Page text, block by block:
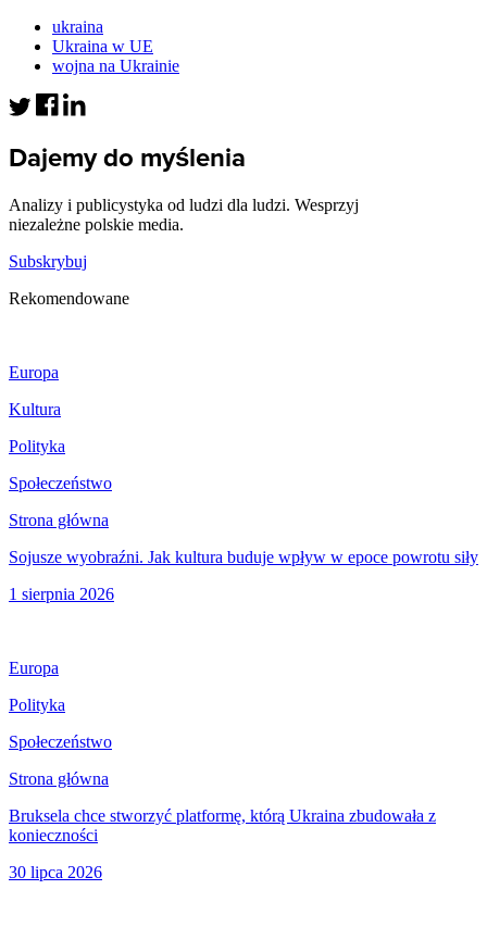
ukraina
Ukraina w UE
wojna na Ukrainie
Dajemy do myślenia
Analizy i publicystyka od ludzi dla ludzi. Wesprzyj
niezależne polskie media.
Subskrybuj
Rekomendowane
Europa
Kultura
Polityka
Społeczeństwo
Strona główna
Sojusze wyobraźni. Jak kultura buduje wpływ w epoce powrotu siły
1 sierpnia 2026
Europa
Polityka
Społeczeństwo
Strona główna
Bruksela chce stworzyć platformę, którą Ukraina zbudowała z
konieczności
30 lipca 2026